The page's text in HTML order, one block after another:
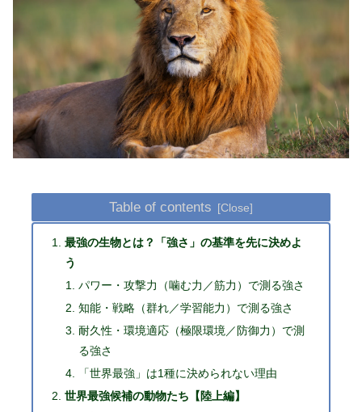
Table of contents
最強の生物とは？「強さ」の基準を先に決めよ
う
パワー・攻撃力（噛む力／筋力）で測る強さ
知能・戦略（群れ／学習能力）で測る強さ
耐久性・環境適応（極限環境／防御力）で測
る強さ
「世界最強」は1種に決められない理由
世界最強候補の動物たち【陸上編】